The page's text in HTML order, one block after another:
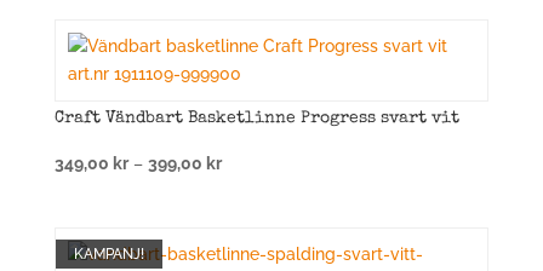
var:
är:
Craft Vändbart Basketlinne Progress svart vit
349,00 kr – 399,00 krPrisintervall:
399,00 kr
KAMPANJ!